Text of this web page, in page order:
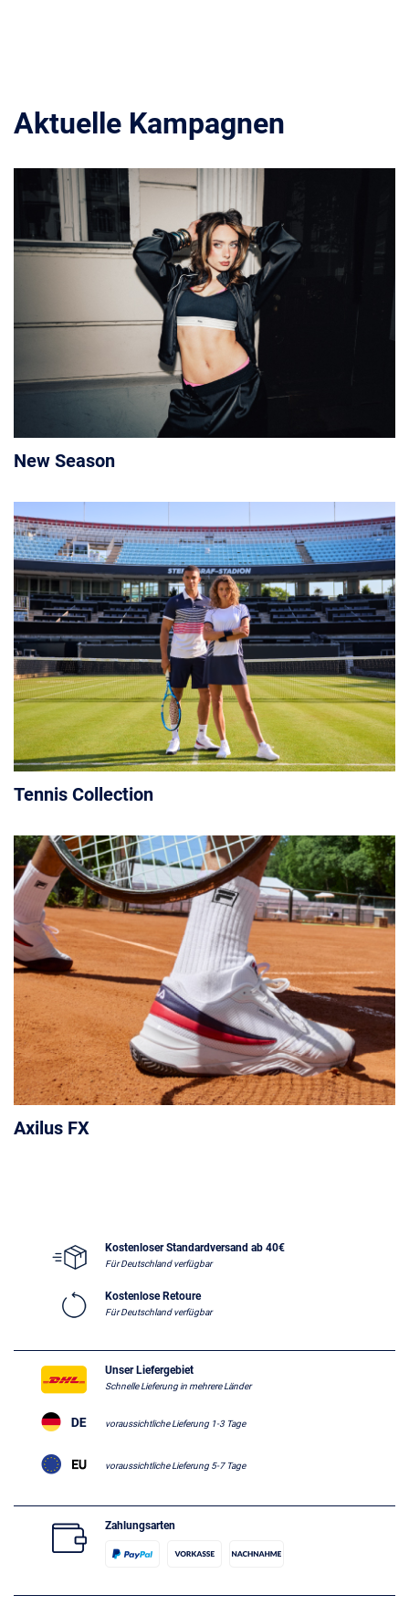
Aktuelle Kampagnen
New Season
Tennis Collection
Axilus FX
Kostenloser Standardversand ab 40€
Für Deutschland verfügbar
Kostenlose Retoure
Für Deutschland verfügbar
Unser Liefergebiet
Schnelle Lieferung in mehrere Länder
voraussichtliche Lieferung 1-3 Tage
voraussichtliche Lieferung 5-7 Tage
Zahlungsarten